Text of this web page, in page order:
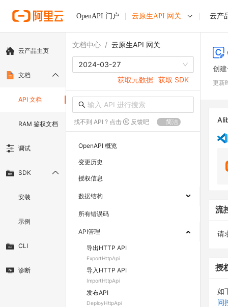
OpenAPI 门户 云原生API 网关 云产
云产品主页
文档
API 文档
RAM 鉴权文档
调试
SDK
安装
示例
CLI
诊断
文档中心 / 云原生API 网关
2024-03-27
获取元数据 获取 SDK
找不到 API ? 点击 反馈吧 简洁
OpenAPI 概览
变更历史
授权信息
数据结构
所有错误码
API管理
导出HTTP API
ExportHttpApi
导入HTTP API
ImportHttpApi
发布API
DeployHttpApi
创
更新
流
请
授
如
问